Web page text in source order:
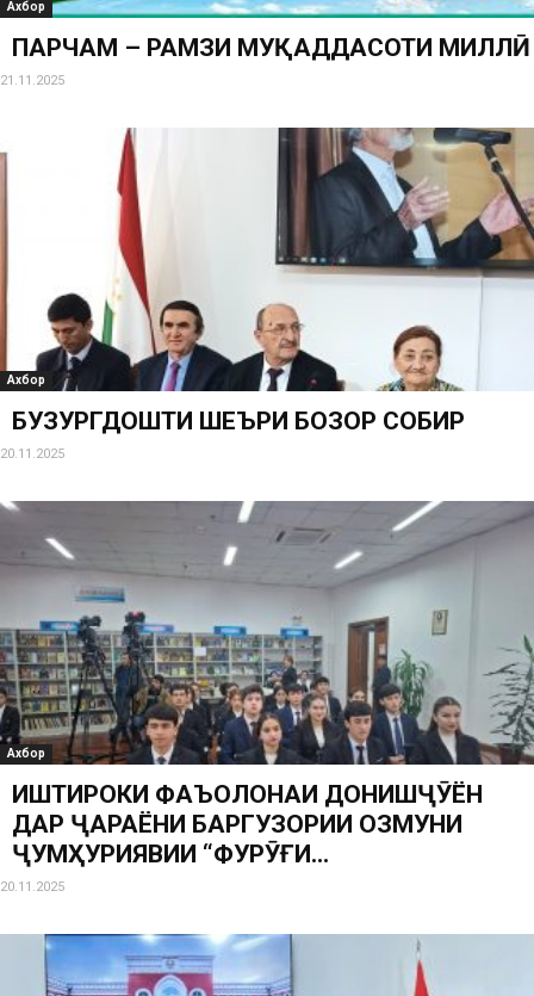
Ахбор
ПАРЧАМ – РАМЗИ МУҚАДДАСОТИ МИЛЛӢ
21.11.2025
Ахбор
БУЗУРГДОШТИ ШЕЪРИ БОЗОР СОБИР
20.11.2025
Ахбор
ИШТИРОКИ ФАЪОЛОНАИ ДОНИШҶӮЁН
ДАР ҶАРАЁНИ БАРГУЗОРИИ ОЗМУНИ
ҶУМҲУРИЯВИИ “ФУРӮҒИ...
20.11.2025